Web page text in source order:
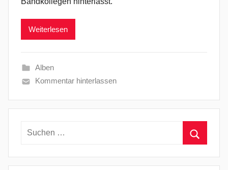
Weiterlesen
Alben
Kommentar hinterlassen
Suchen